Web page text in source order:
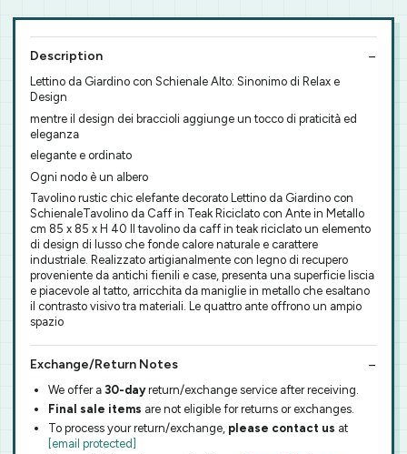
Description
Lettino da Giardino con Schienale Alto: Sinonimo di Relax e
Design
mentre il design dei braccioli aggiunge un tocco di praticità ed
eleganza
elegante e ordinato
Ogni nodo è un albero
Tavolino rustic chic elefante decorato Lettino da Giardino con
SchienaleTavolino da Caff in Teak Riciclato con Ante in Metallo
cm 85 x 85 x H 40 Il tavolino da caff in teak riciclato un elemento
di design di lusso che fonde calore naturale e carattere
industriale. Realizzato artigianalmente con legno di recupero
proveniente da antichi fienili e case, presenta una superficie liscia
e piacevole al tatto, arricchita da maniglie in metallo che esaltano
il contrasto visivo tra materiali. Le quattro ante offrono un ampio
spazio
Exchange/Return Notes
We offer a 30-dayreturn/exchange service after receiving.
Final sale items are not eligible for returns or exchanges.
To process your return/exchange, please contact us at
[email protected]